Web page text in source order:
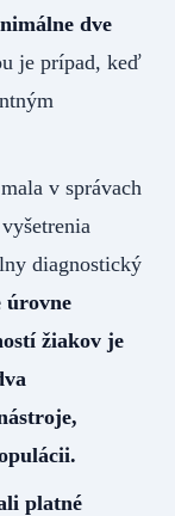
dve
je prípad, keď
v správach
diagnostický
úrovne
žiakov je
platné